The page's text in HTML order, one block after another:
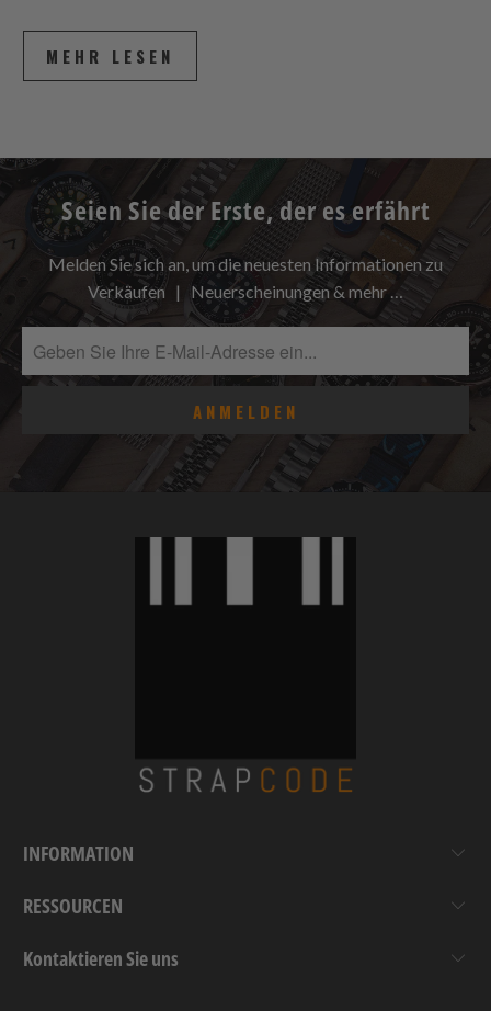
MEHR LESEN
Seien Sie der Erste, der es erfährt
Melden Sie sich an, um die neuesten Informationen zu
Verkäufen | Neuerscheinungen & mehr …
INFORMATION
RESSOURCEN
Kontaktieren Sie uns